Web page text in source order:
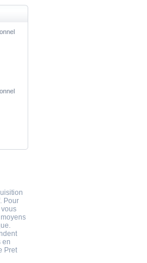
Pour
en
Pret